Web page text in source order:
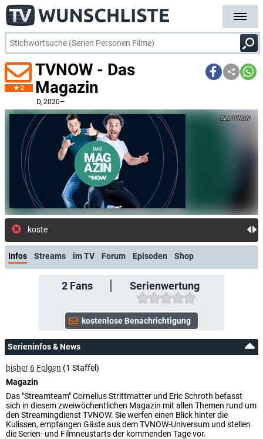
2
TVNOW - Das
Magazin
D, 2020–
TVNOW
kostenlose E-Mail-Benach
Infos Streams im TV Forum Episoden Shop
2Fans Serienwertung
Serieninfos & News
bisher 6 Folgen (1 Staffel)
Magazin
Das "Streamteam" Cornelius Strittmatter und Eric Schroth befasst
sich in diesem zweiwöchentlichen Magazin mit allen Themen rund um
den Streamingdienst TVNOW. Sie werfen einen Blick hinter die
Kulissen, empfangen Gäste aus dem TVNOW-Universum und stellen
die Serien- und Filmneustarts der kommenden Tage vor.